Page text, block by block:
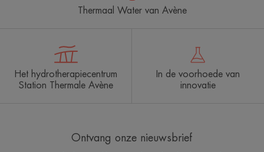
Thermaal Water van Avène
Het hydrotherapiecentrum
Station Thermale Avène
In de voorhoede van
innovatie
Ontvang onze nieuwsbrief